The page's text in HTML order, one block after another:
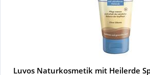
Luvos Naturkosmetik mit Heilerde